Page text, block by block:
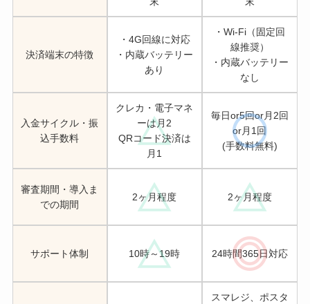
決済端末の特徴
・4G回線に対応
・内蔵バッテリー
あり
・Wi-Fi（固定回
線推奨）
・内蔵バッテリー
なし
入金サイクル・振
込手数料
クレカ・電子マネ
ーは月2
QRコード決済は
月1
毎日or5回or月2回
or月1回
(手数料無料)
審査期間・導入ま
での期間
2ヶ月程度 2ヶ月程度
サポート体制 10時～19時 24時間365日対応
スマレジ、ポスタ